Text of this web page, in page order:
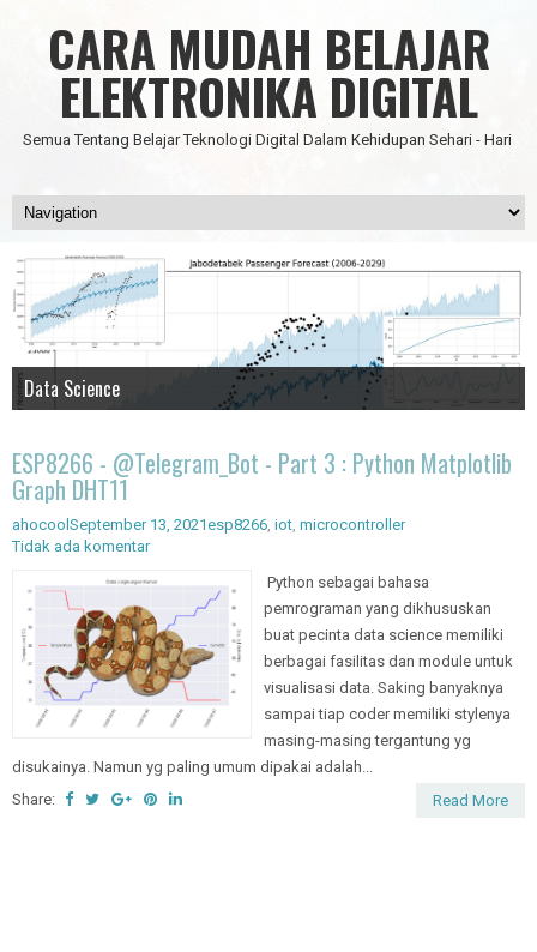
CARA MUDAH BELAJAR
ELEKTRONIKA DIGITAL
Semua Tentang Belajar Teknologi Digital Dalam Kehidupan Sehari - Hari
IC Timer 555 yang Multifungsi
Data Science
JAM DIGITAL 6 DIGIT TANPA MICRO FULL CMOS
Node Red - Kontrol Industri 4.0
ESP8266 - @Telegram_Bot - Part 3 : Python Matplotlib
Graph DHT11
ahocool September 13, 2021esp8266, iot, microcontroller
Tidak ada komentar
Python sebagai bahasa
pemrograman yang dikhususkan
buat pecinta data science memiliki
berbagai fasilitas dan module untuk
visualisasi data. Saking banyaknya
sampai tiap coder memiliki stylenya
masing-masing tergantung yg
disukainya. Namun yg paling umum dipakai adalah...
Share:
Read More